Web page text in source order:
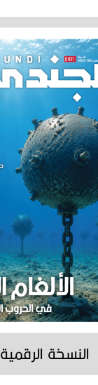
النسخة الرقمية